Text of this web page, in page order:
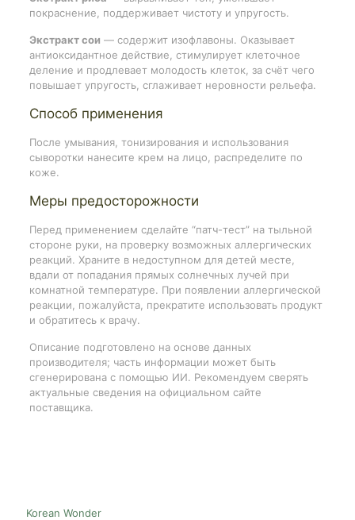
покраснение, поддерживает чистоту и упругость.
Экстракт сои — содержит изофлавоны. Оказывает
антиоксидантное действие, стимулирует клеточное
деление и продлевает молодость клеток, за счёт чего
повышает упругость, сглаживает неровности рельефа.
Способ применения
После умывания, тонизирования и использования
сыворотки нанесите крем на лицо, распределите по
коже.
Меры предосторожности
Перед применением сделайте “патч-тест” на тыльной
стороне руки, на проверку возможных аллергических
реакций. Храните в недоступном для детей месте,
вдали от попадания прямых солнечных лучей при
комнатной температуре. При появлении аллергической
реакции, пожалуйста, прекратите использовать продукт
и обратитесь к врачу.
Описание подготовлено на основе данных
производителя; часть информации может быть
сгенерирована с помощью ИИ. Рекомендуем сверять
актуальные сведения на официальном сайте
поставщика.
Korean Wonder